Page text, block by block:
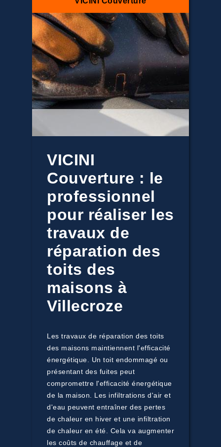
VICINI
Couverture : le
professionnel
pour réaliser les
travaux de
réparation des
toits des
maisons à
Villecroze
Les travaux de réparation des toits
des maisons maintiennent l'efficacité
énergétique. Un toit endommagé ou
présentant des fuites peut
compromettre l'efficacité énergétique
de la maison. Les infiltrations d'air et
d'eau peuvent entraîner des pertes
de chaleur en hiver et une infiltration
de chaleur en été. Cela va augmenter
les coûts de chauffage et de